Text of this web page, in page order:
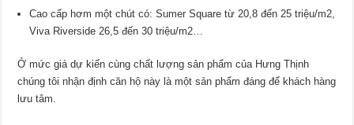
Cao cấp hơm một chút có: Sumer Square từ 20,8 đến 25 triệu/m2,
Viva Riverside 26,5 đến 30 triệu/m2…
Ở mức giá dự kiến cùng chất lượng sản phẩm của Hưng Thịnh
chúng tôi nhận định căn hộ này là một sản phẩm đáng để khách hàng
lưu tâm.